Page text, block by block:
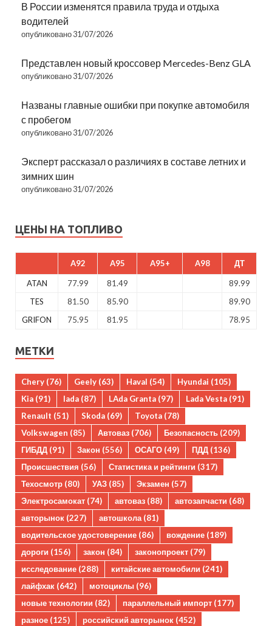
В России изменятся правила труда и отдыха
водителей
опубликовано 31/07/2026
Представлен новый кроссовер Mercedes-Benz GLA
опубликовано 31/07/2026
Названы главные ошибки при покупке автомобиля
с пробегом
опубликовано 31/07/2026
Эксперт рассказал о различиях в составе летних и
зимних шин
опубликовано 31/07/2026
ЦЕНЫ НА ТОПЛИВО
A92 A95 A95+ A98 ДТ
ATAN 77.99 81.49
89.99
TES
81.50 85.90
89.90
GRIFON
75.95 81.95 78.95
МЕТКИ
Chery (76) Geely (63) Haval (54) Hyundai (105)
Kia (91) lada (87) LAda Granta (97) Lada Vesta (91)
Renault (51) Skoda (69) Toyota (78)
Volkswagen (85) Автоваз (706) Безопасность (209)
ГИБДД (91) Закон (556) ОСАГО (49) ПДД (136)
Происшествия (56) Статистика и рейтинги (317)
Техосмотр (80) УАЗ (85) Экзамен (57)
Электросамокат (74) автоваз (88) автозапчасти (68)
авторынок (227) автошкола(81)
водительское удостоверение (86) вождение (189)
дороги (156) закон (84) законопроект (79)
исследование (288) китайские автомобили (241)
лайфхак (642) мотоциклы (96)
новые технологии (82) параллельный импорт (177)
разное (125) российский авторынок (452)